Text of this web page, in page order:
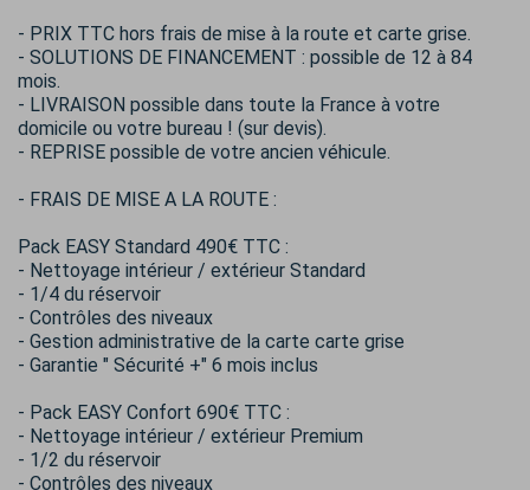
- PRIX TTC hors frais de mise à la route et carte grise.
- SOLUTIONS DE FINANCEMENT : possible de 12 à 84
mois.
- LIVRAISON possible dans toute la France à votre
domicile ou votre bureau ! (sur devis).
- REPRISE possible de votre ancien véhicule.
- FRAIS DE MISE A LA ROUTE :
Pack EASY Standard 490€ TTC :
- Nettoyage intérieur / extérieur Standard
- 1/4 du réservoir
- Contrôles des niveaux
- Gestion administrative de la carte carte grise
- Garantie " Sécurité +" 6 mois inclus
- Pack EASY Confort 690€ TTC :
- Nettoyage intérieur / extérieur Premium
- 1/2 du réservoir
- Contrôles des niveaux